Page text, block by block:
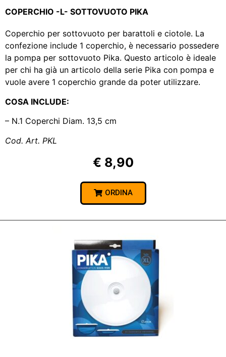
COPERCHIO -L- SOTTOVUOTO PIKA
Coperchio per sottovuoto per barattoli e ciotole. La
confezione include 1 coperchio, è necessario possedere
la pompa per sottovuoto Pika. Questo articolo è ideale
per chi ha già un articolo della serie Pika con pompa e
vuole avere 1 coperchio grande da poter utilizzare.
COSA INCLUDE:
– N.1 Coperchi Diam. 13,5 cm
Cod. Art. PKL
€ 8,90
ORDINA